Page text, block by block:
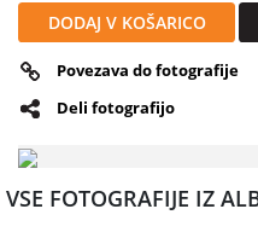
DODAJ V KOŠARICO
Povezava do fotografije
Deli fotografijo
VSE FOTOGRAFIJE IZ